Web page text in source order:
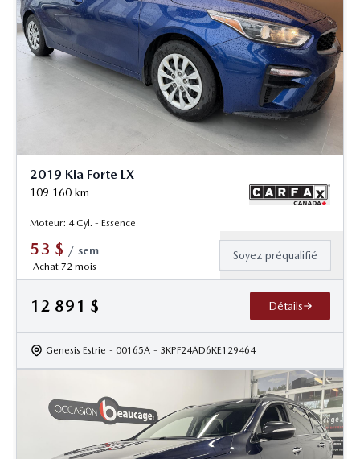
2019 Kia Forte LX
109 160 km
Moteur: 4 Cyl. - Essence
53 $ / sem
Achat 72 mois
Soyez préqualifié
12 891 $ Détails
Genesis Estrie - 00165A - 3KPF24AD6KE129464